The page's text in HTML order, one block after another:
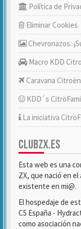
Política de
Eliminar Cookies
Chevronazos:
Macro KDD
Caravana
KDD´s
La iniciativa
CLUBZX.ES
Esta web es una
ZX, que nació en
existente en mi@.
El hospedaje de
C5 España -
como asociación